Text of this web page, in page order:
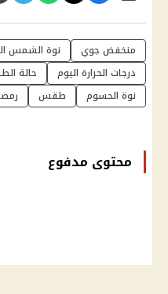
منخفض جوي نوة الشمس
درجات الحرارة اليوم
حالة
نوة الحسوم
طقس
محتوى مدفوع